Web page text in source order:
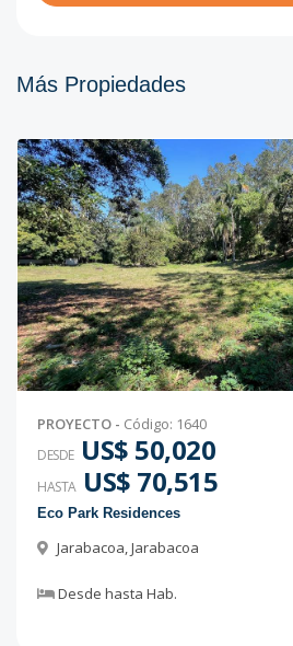
Más Propiedades
PROYECTO - Código: 1640
DESDE US$ 50,020
HASTA US$ 70,515
Eco Park Residences
Jarabacoa,Jarabacoa
Desde hasta Hab.